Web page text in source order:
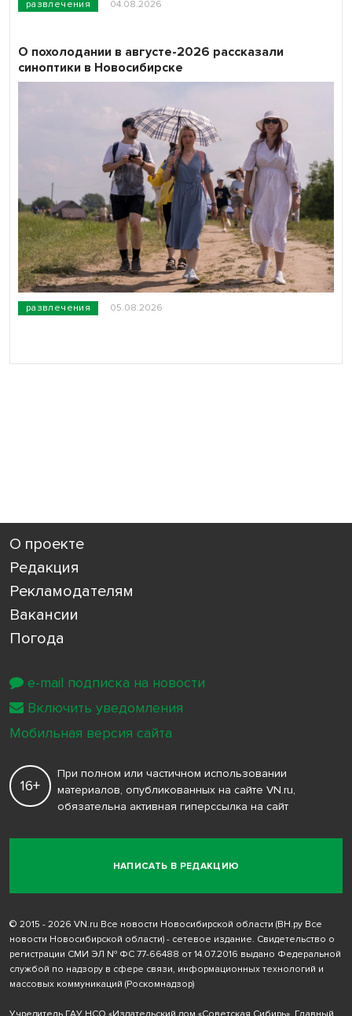
развлечения 04.08.2026
развлечения 05.08.2026
О похолодании в августе-2026 рассказали
синоптики в Новосибирске
О проекте
Редакция
Рекламодателям
Вакансии
Погода
НАПИСАТЬ В РЕДАКЦИЮ
16+
При полном или частичном использовании
материалов, опубликованных на сайте VN.ru,
обязательна активная гиперссылка на сайт
© 2015 - 2026 VN.ru Все новости Новосибирской области (ВН.ру Все
новости Новосибирской области) - сетевое издание. Свидетельство о
регистрации СМИ ЭЛ № ФС 77-66488 от 14.07.2016 выдано Федеральной
службой по надзору в сфере связи, информационных технологий и
массовых коммуникаций (Роскомнадзор)
e-mail подписка на новости
Включить уведомления
Мобильная версия сайта